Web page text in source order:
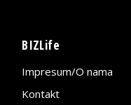
BIZLife
Impresum/O nama
Kontakt